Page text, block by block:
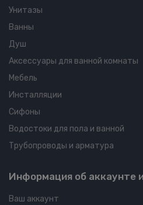
Унитазы
Ванны
Душ
Аксессуары для ванной комнаты
Мебель
Инсталляции
Сифоны
Водостоки для пола и ванной
Трубопроводы и арматура
Информация об аккаунте
Ваш аккаунт